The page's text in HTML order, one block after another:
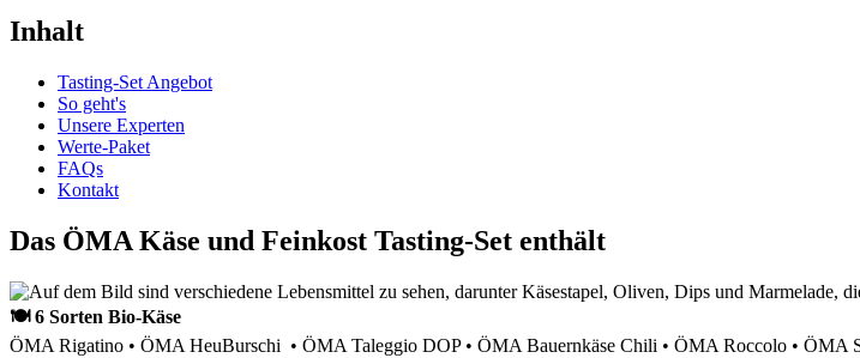
Inhalt
Tasting-Set Angebot
So geht's
Unsere Experten
Werte-Paket
FAQs
Kontakt
Das ÖMA Käse und Feinkost Tasting-Set enthält
🍽 6 Sorten Bio-Käse
ÖMA Rigatino • ÖMA HeuBurschi • ÖMA Taleggio DOP • ÖMA Bauernkäse Chili • ÖMA Roccolo • ÖMA